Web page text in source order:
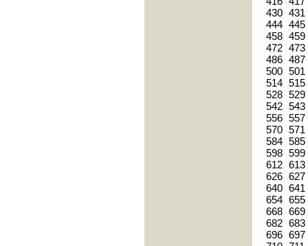
430 431
444 445
458 459
472 473
486 487
500 501
514 515
528 529
542 543
556 557
570 571
584 585
598 599
612 613
626 627
640 641
654 655
668 669
682 683
696 697